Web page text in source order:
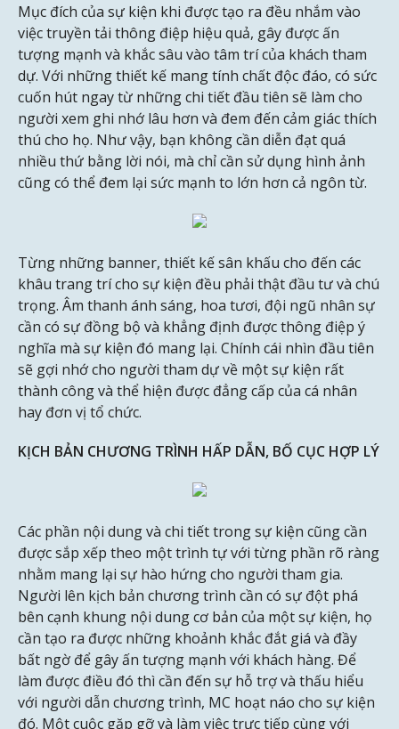
Mục đích của sự kiện khi được tạo ra đều nhắm vào
việc truyền tải thông điệp hiệu quả, gây được ấn
tượng mạnh và khắc sâu vào tâm trí của khách tham
dự. Với những thiết kế mang tính chất độc đáo, có sức
cuốn hút ngay từ những chi tiết đầu tiên sẽ làm cho
người xem ghi nhớ lâu hơn và đem đến cảm giác thích
thú cho họ. Như vậy, bạn không cần diễn đạt quá
nhiều thứ bằng lời nói, mà chỉ cần sử dụng hình ảnh
cũng có thể đem lại sức mạnh to lớn hơn cả ngôn từ.
Từng những banner, thiết kế sân khấu cho đến các
khâu trang trí cho sự kiện đều phải thật đầu tư và chú
trọng. Âm thanh ánh sáng, hoa tươi, đội ngũ nhân sự
cần có sự đồng bộ và khẳng định được thông điệp ý
nghĩa mà sự kiện đó mang lại. Chính cái nhìn đầu tiên
sẽ gợi nhớ cho người tham dự về một sự kiện rất
thành công và thể hiện được đẳng cấp của cá nhân
hay đơn vị tổ chức.
KỊCH BẢN CHƯƠNG TRÌNH HẤP DẪN, BỐ CỤC HỢP LÝ
Các phần nội dung và chi tiết trong sự kiện cũng cần
được sắp xếp theo một trình tự với từng phần rõ ràng
nhằm mang lại sự hào hứng cho người tham gia.
Người lên kịch bản chương trình cần có sự đột phá
bên cạnh khung nội dung cơ bản của một sự kiện, họ
cần tạo ra được những khoảnh khắc đắt giá và đầy
bất ngờ để gây ấn tượng mạnh với khách hàng. Để
làm được điều đó thì cần đến sự hỗ trợ và thấu hiểu
với người dẫn chương trình, MC hoạt náo cho sự kiện
đó. Một cuộc gặp gỡ và làm việc trực tiếp cùng với